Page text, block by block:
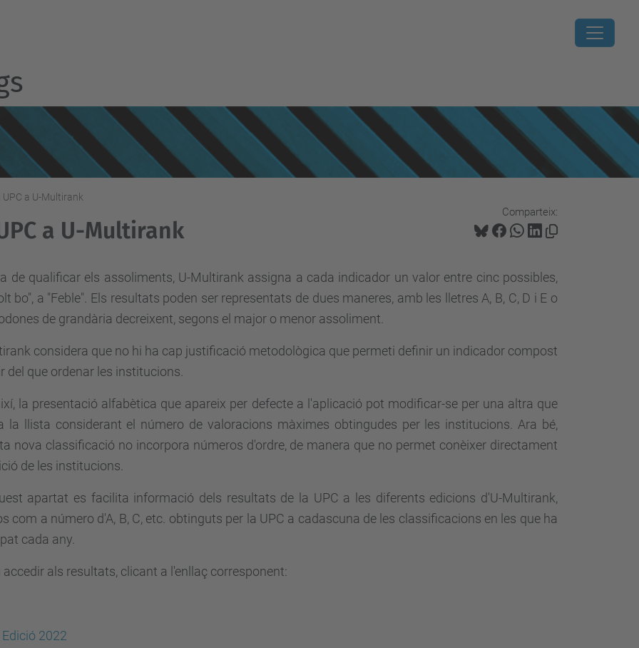
UPC a U-Multirank
Comparteix:
a U-Multirank
de qualificar els assoliments, U-Multirank assigna a cada indicador un valor entre cinc possibles,
bo", a "Feble". Els resultats poden ser representats de dues maneres, amb les lletres A, B, C, D i E o
de grandària decreixent, segons el major o menor assoliment.
considera que no hi ha cap justificació metodològica que permeti definir un indicador compost
del que ordenar les institucions.
la presentació alfabètica que apareix per defecte a l'aplicació pot modificar-se per una altra que
la llista considerant el número de valoracions màximes obtingudes per les institucions. Ara bé,
nova classificació no incorpora números d'ordre, de manera que no permet conèixer directament
de les institucions.
apartat es facilita informació dels resultats de la UPC a les diferents edicions d'U-Multirank,
com a número d'A, B, C, etc. obtinguts per la UPC a cadascuna de les classificacions en les que ha
cada any.
accedir als resultats, clicant a l'enllaç corresponent:
Edició 2022